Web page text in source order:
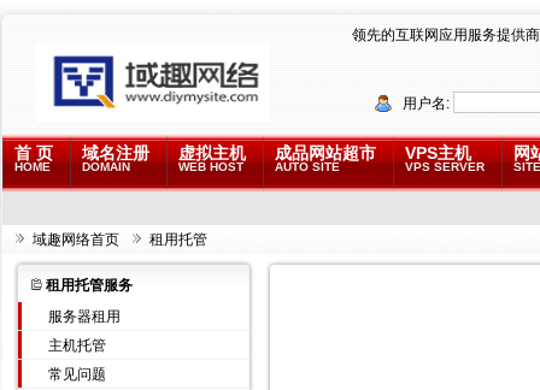
领先的互联网应用服务提供商
用户名:
首 页
HOME
域名注册
DOMAIN
虚拟主机
WEB HOST
成品网站超市
AUTO SITE
VPS主机
VPS SERVER
网
域趣网络首页 租用托管
租用托管服务
服务器租用
主机托管
常见问题